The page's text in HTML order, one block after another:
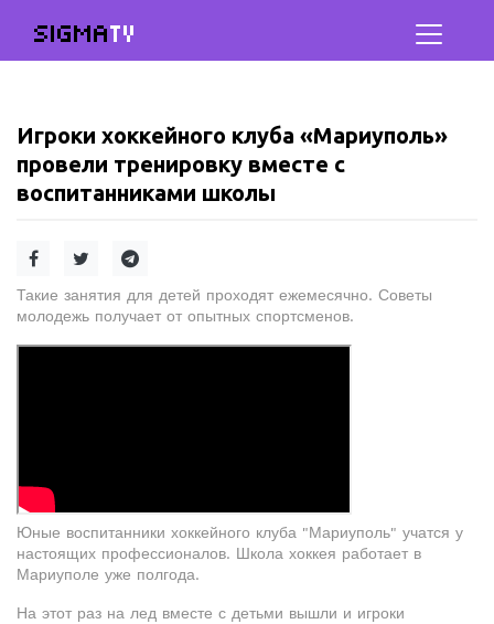
SIGMATV
Игроки хоккейного клуба «Мариуполь»
провели тренировку вместе с
воспитанниками школы
Такие занятия для детей проходят ежемесячно. Советы
молодежь получает от опытных спортсменов.
Юные воспитанники хоккейного клуба "Мариуполь" учатся у
настоящих профессионалов. Школа хоккея работает в
Мариуполе уже полгода.
На этот раз на лед вместе с детьми вышли и игроки